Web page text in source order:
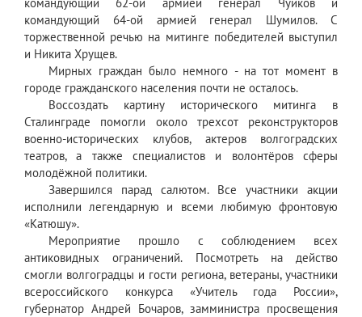
командующий 64-ой армией генерал Шумилов. С
торжественной речью на митинге победителей выступил
и Никита Хрущев.
Мирных граждан было немного - на тот момент в
городе гражданского населения почти не осталось.
Воссоздать картину исторического митинга в
Сталинграде помогли около трехсот реконструкторов
военно-исторических клубов, актеров волгоградских
театров, а также специалистов и волонтёров сферы
молодёжной политики.
Завершился парад салютом. Все участники акции
исполнили легендарную и всеми любимую фронтовую
«Катюшу».
Мероприятие прошло с соблюдением всех
антиковидных ограничений. Посмотреть на действо
смогли волгоградцы и гости региона, ветераны, участники
всероссийского конкурса «Учитель года России»,
губернатор Андрей Бочаров, замминистра просвещения